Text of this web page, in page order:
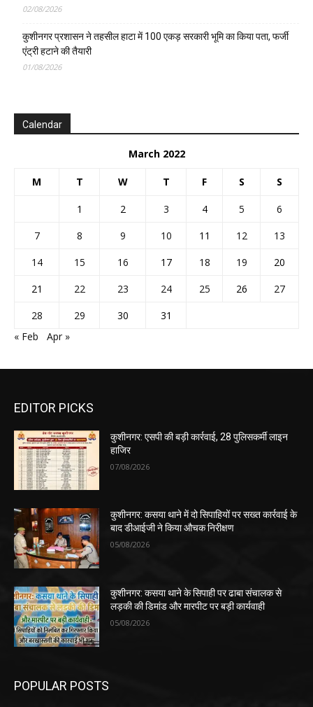
02/08/2026
कुशीनगर प्रशासन ने तहसील हाटा में 100 एकड़ सरकारी भूमि का किया पता, फर्जी
एंट्री हटाने की तैयारी
01/08/2026
Calendar
March 2022
M T W T F S S
1 2 3 4 5
6
7
8 9 10 11 12
13
14
15 16 17 18 19
20
21
22 23 24 25 26
27
28
29 30
31
« Feb
Apr »
EDITOR PICKS
कुशीनगर: एसपी की बड़ी कार्रवाई, 28 पुलिसकर्मी लाइन
हाजिर
07/08/2026
कुशीनगर: कसया थाने में दो सिपाहियों पर सख्त कार्रवाई के
बाद डीआईजी ने किया औचक निरीक्षण
05/08/2026
कुशीनगर: कसया थाने के सिपाही पर ढाबा संचालक से
लड़की की डिमांड और मारपीट पर बड़ी कार्यवाही
05/08/2026
POPULAR POSTS